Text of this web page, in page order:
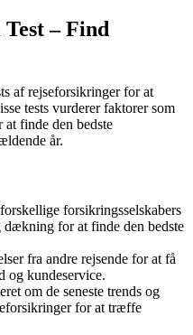
– Find
af rejseforsikringer for at
tests vurderer faktorer som
finde den bedste
år.
forsikringsselskabers
for at finde den bedste
fra andre rejsende for at få
og kundeservice.
om de seneste trends og
for at træffe